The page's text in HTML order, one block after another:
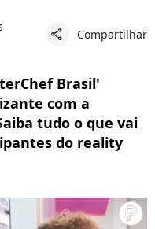
share Compartilhar
Brasil'
com a
tudo o que vai
do reality